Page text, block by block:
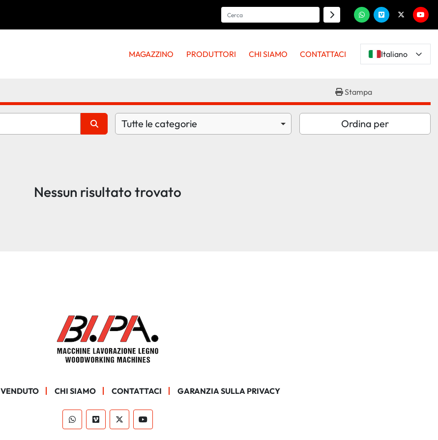
whatsappvimeotwitter
MAGAZZINO PRODUTTORI CHI SIAMO CONTATTACI Italiano
Stampa
Tutte le categorie Ordina per
Nessun risultato trovato
VENDUTO CHI SIAMO CONTATTACI GARANZIA SULLA PRIVACY
whatsappvimeo twitteryoutube